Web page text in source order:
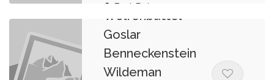
Bert Peters
Wolfenbuttel
Goslar
Benneckenstein
Wildeman